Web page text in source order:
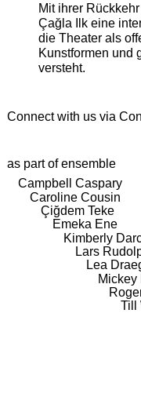
Mit ihrer
Çağla Ilk eine
die Theater als
Kunstformen und
versteht.
Connect with us via
as part of ensemble
Campbell Caspary
Caroline Cousin
Çiğdem Teke
Emeka Ene
Kimberly
Lars
Lea
Mickey
Till